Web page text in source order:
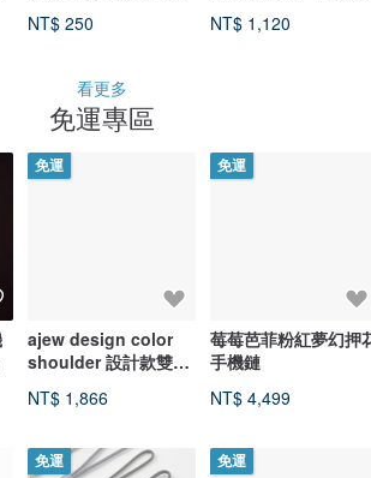
NT$ 250 NT$ 1,120
看更多
免運專區
免運
ajew design color
shoulder 設計款雙色
NT$ 1,866
免運
免運
莓莓芭菲粉紅夢幻押
手機鏈
NT$ 4,499
免運